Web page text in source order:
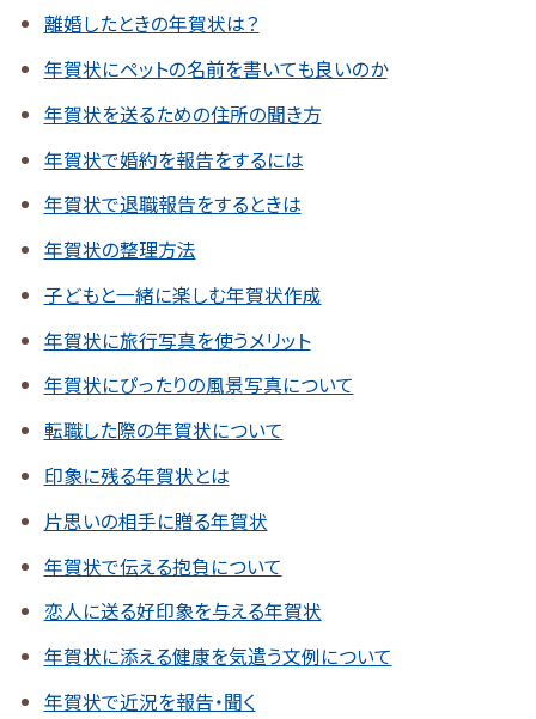
離婚したときの年賀状は？
年賀状にペットの名前を書いても良いのか
年賀状を送るための住所の聞き方
年賀状で婚約を報告をするには
年賀状で退職報告をするときは
年賀状の整理方法
子どもと一緒に楽しむ年賀状作成
年賀状に旅行写真を使うメリット
年賀状にぴったりの風景写真について
転職した際の年賀状について
印象に残る年賀状とは
片思いの相手に贈る年賀状
年賀状で伝える抱負について
恋人に送る好印象を与える年賀状
年賀状に添える健康を気遣う文例について
年賀状で近況を報告・聞く